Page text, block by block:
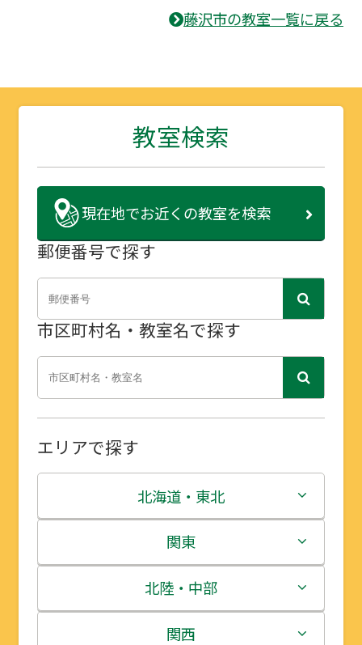
藤沢市の教室一覧に戻る
教室検索
現在地でお近くの教室を検索
郵便番号で探す
市区町村名・教室名で探す
エリアで探す
北海道・東北
北海道
青森県
岩手県
関東
茨城県
栃木県
北陸・中部
新潟県
関西